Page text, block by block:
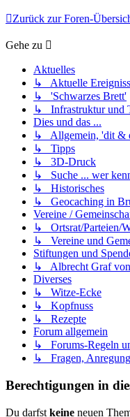
Zurück zur Foren-
Gehe zu
Aktuelles
↳ Aktuelle
↳ 'Schwarzes Brett'
↳ Infrastruktur und
Dies und das ...
↳ Allgemein, 'dit &
↳ Tipps
↳ 3D-Druck
↳ Suche ... wer
↳ Historisches
↳ Geocaching in
Vereine /
↳ Ortsrat/Parteien/
↳ Vereine und
Stiftungen und
↳ Albrecht Graf von
Diverses
↳ Witze-Ecke
↳ Kopfnuss
↳ Rezepte
Forum allgemein
↳ Forums-Regeln
↳ Fragen,
Berechtigungen in
Du darfst keine neuen